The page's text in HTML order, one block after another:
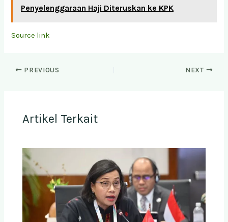
Penyelenggaraan Haji Diteruskan ke KPK
Source link
PREVIOUS NEXT
Artikel Terkait